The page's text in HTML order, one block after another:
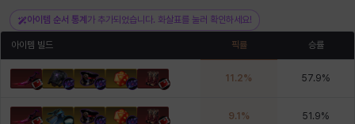
아이템 순서 통계 가 추가되었습니다. 화살표를 눌러 확인하세요!
아이템 빌드 픽률 승률
11.2% 57.9%
9.1 % 51.9%